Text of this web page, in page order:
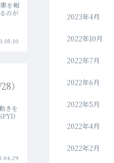
を報
のが
）
きを
2023年4月
2022年10月
2022年7月
2022年6月
2022年5月
2022年4月
2022年2月